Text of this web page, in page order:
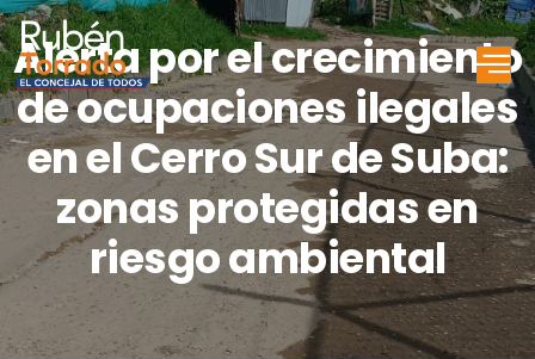
Alerta por el crecimiento
de ocupaciones ilegales
en el Cerro Sur de Suba:
zonas protegidas en
riesgo ambiental